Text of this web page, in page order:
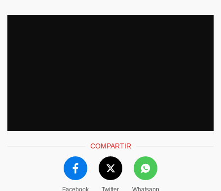
COMPARTIR
Facebook Twitter Whatsapp